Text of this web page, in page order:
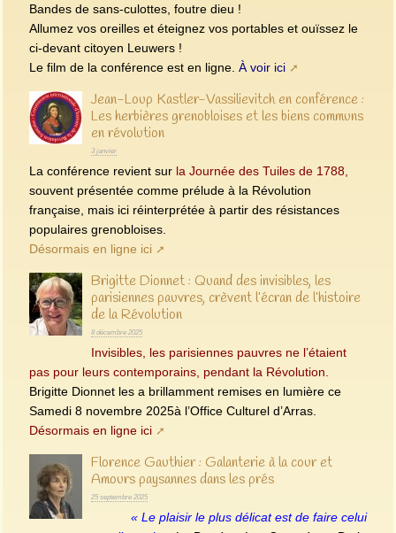
Bandes de sans-culottes, foutre dieu !
Allumez vos oreilles et éteignez vos portables et ouïssez le
ci-devant citoyen Leuwers !
Le film de la conférence est en ligne. À voir ici
Jean-Loup Kastler-Vassilievitch en conférence :
Les herbières grenobloises et les biens communs
en révolution
3 janvier
La conférence revient sur la Journée des Tuiles de 1788,
souvent présentée comme prélude à la Révolution
française, mais ici réinterprétée à partir des résistances
populaires grenobloises.
Désormais en ligne ici
Brigitte Dionnet : Quand des invisibles, les
parisiennes pauvres, crèvent l’écran de l’histoire
de la Révolution
8 décembre 2025
Invisibles, les parisiennes pauvres ne l’étaient
pas pour leurs contemporains, pendant la Révolution.
Brigitte Dionnet les a brillamment remises en lumière ce
Samedi 8 novembre 2025à l’Office Culturel d’Arras.
Désormais en ligne ici
Florence Gauthier : Galanterie à la cour et
Amours paysannes dans les prés
25 septembre 2025
« Le plaisir le plus délicat est de faire celui